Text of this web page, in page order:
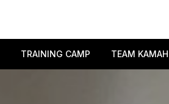
TRAINING CAMP TEAM KAMAH